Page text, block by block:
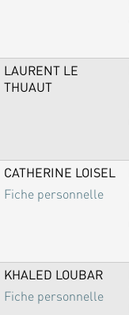
LAURENT LE
THUAUT
CATHERINE LOISEL
Fiche personnelle
KHALED LOUBAR
Fiche personnelle